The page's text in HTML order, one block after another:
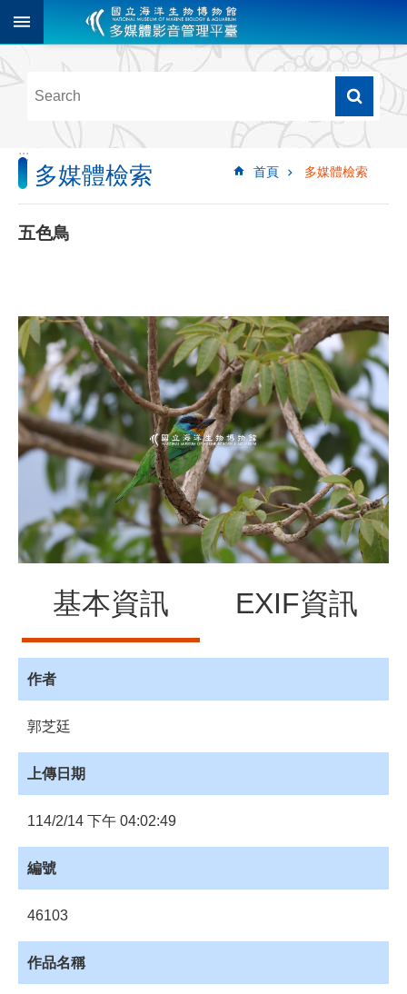
跳到主要內容區塊
階
尋
多
媒
體
檢
像
影
音
音
源
訊
諮
詢
會
員
專
區
館
員
網
站
購
:::
首頁 多媒體檢索
多媒體檢索
五色鳥
基本資訊 EXIF資訊
作者
郭芝廷
上傳日期
114/2/14 下午 04:02:49
編號
46103
作品名稱